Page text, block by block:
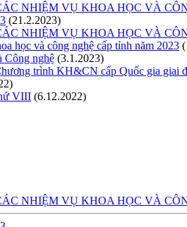
NHIỆM VỤ KHOA HỌC VÀ
(21.2.2023)
NHIỆM VỤ KHOA HỌC VÀ
học và công nghệ cấp tỉnh năm 2023
Công nghệ (3.1.2023)
trình KH&CN cấp Quốc gia giai
VIII (6.12.2022)
NHIỆM VỤ KHOA HỌC VÀ